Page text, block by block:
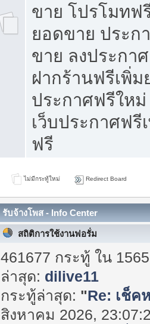
ขาย โปรโมทฟ
ยอดขาย ประก
ขาย ลงประกา
ฝากร้านฟรีเพิ่ม
ประกาศฟรีให
เว็บประกาศฟรี
ฟรี
ไม่มีกระทู้ใหม่ Redirect Board
รับจ้างโพส - Info Center
สถิติการใช้งานฟอรั่ม
461677 กระทู้ ใน
ล่าสุด: dilive11
กระทู้ล่าสุด: "Re: เช็ค
สิงหาคม 2026,